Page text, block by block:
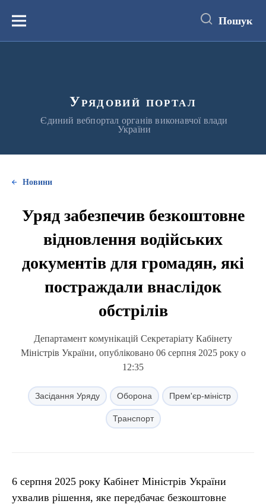
вмістуМеню Пошук
Урядовий портал
Єдиний вебпортал органів виконавчої влади
України
Новини
Уряд забезпечив безкоштовне
відновлення водійських
документів для громадян, які
постраждали внаслідок
обстрілів
Департамент комунікацій Секретаріату Кабінету
Міністрів України, опубліковано 06 серпня 2025 року о
12:35
Засідання Уряду Оборона Прем'єр-міністр
Транспорт
6 серпня 2025 року Кабінет Міністрів України
ухвалив рішення, яке передбачає безкоштовне